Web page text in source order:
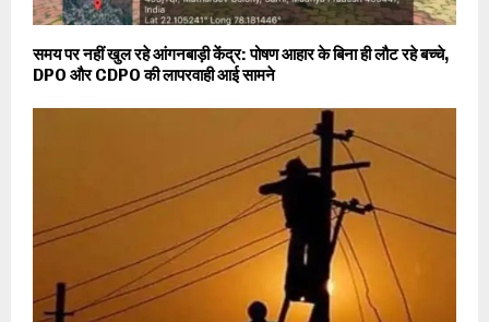
समय पर नहीं खुल रहे आंगनबाड़ी केंद्र: पोषण आहार के बिना ही लौट रहे बच्चे,
DPO और CDPO की लापरवाही आई सामने